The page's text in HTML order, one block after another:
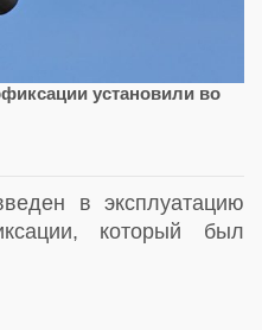
установили во
в эксплуатацию
который был